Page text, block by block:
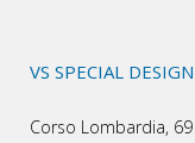
VS SPECIAL
Corso Lombardia, 69